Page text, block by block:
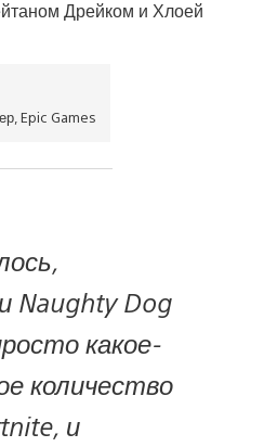
Epic Games
Naughty Dog
какое-
количество
и